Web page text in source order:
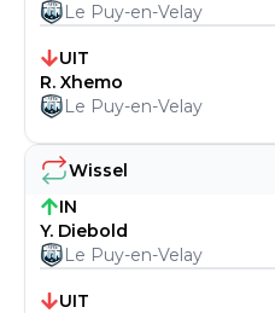
Wissel
IN
Y. Diebold
Le Puy-en-Velay
UIT
Le Puy-en-Velay
UIT
R. Xhemo
Le Puy-en-Velay